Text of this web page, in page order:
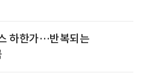
하한가…반복되는